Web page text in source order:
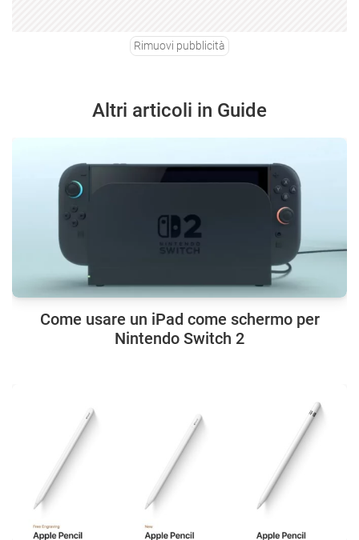
Rimuovi pubblicità
Altri articoli in Guide
Come usare un iPad come schermo per
Nintendo Switch 2